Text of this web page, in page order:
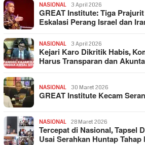
NASIONAL 3 April 2026
GREAT Institute: Tiga
Eskalasi Perang Israel dan
NASIONAL 3 April 2026
Kejari Karo Dikritik Habis,
Harus Transparan dan
NASIONAL 30 Maret 2026
GREAT Institute Kecam
NASIONAL 28 Maret 2026
Tercepat di Nasional, Tapsel
Usai Serahkan Huntap Tahap I